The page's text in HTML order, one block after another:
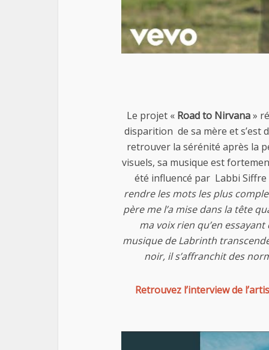
Le projet « Road to Nirvana»
disparition de sa mère et s’est
retrouver la sérénité après la
visuels, sa musique est
été influencé par Labbi Siffre
rendre les mots les plus
père me l’a mise dans la tête
ma voix rien qu’en
musique de Labrinth
noir, il s’affranchit des
Retrouvez l’interview de